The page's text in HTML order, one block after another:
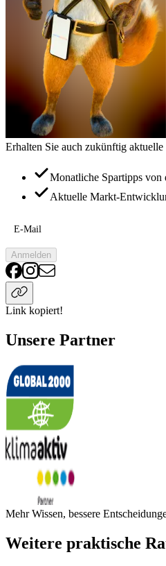
Erhalten Sie auch zukünftig
Monatliche Spartipps
Aktuelle Markt-
E-Mail
Anmelden
Link kopiert!
Unsere Partner
Mehr Wissen, bessere
Weitere praktische